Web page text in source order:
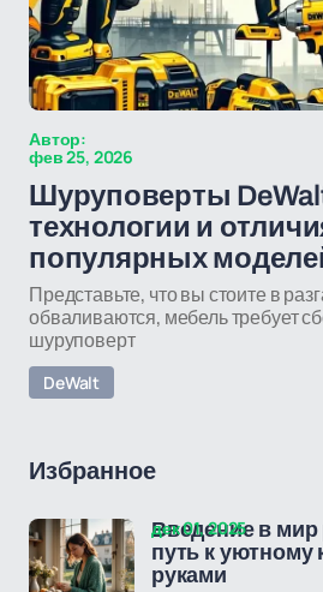
Автор:
фев 25, 2026
Шуруповерты
технологии и
популярных
Представьте, что вы стоите в
обваливаются, мебель требует
шуруповерт
DeWalt
Избранное
Введение в
путь к уютному
руками
дек 01, 2025